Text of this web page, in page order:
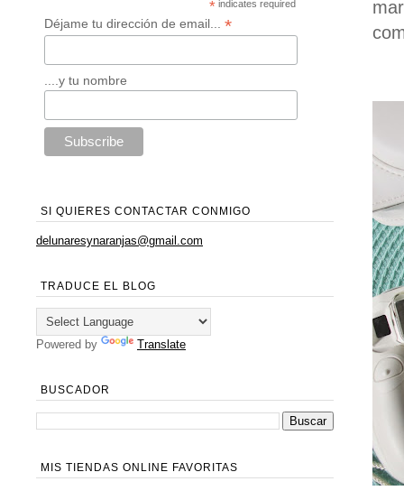
* indicates required
Déjame tu dirección de email... *
....y tu nombre
SI QUIERES CONTACTAR CONMIGO
delunaresynaranjas@gmail.com
TRADUCE EL BLOG
Powered by Translate
BUSCADOR
MIS TIENDAS ONLINE FAVORITAS